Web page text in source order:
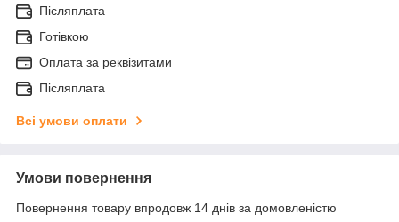
Післяплата
Готівкою
Оплата за реквізитами
Післяплата
Всі умови оплати
Умови повернення
Повернення товару впродовж 14 днів за домовленістю